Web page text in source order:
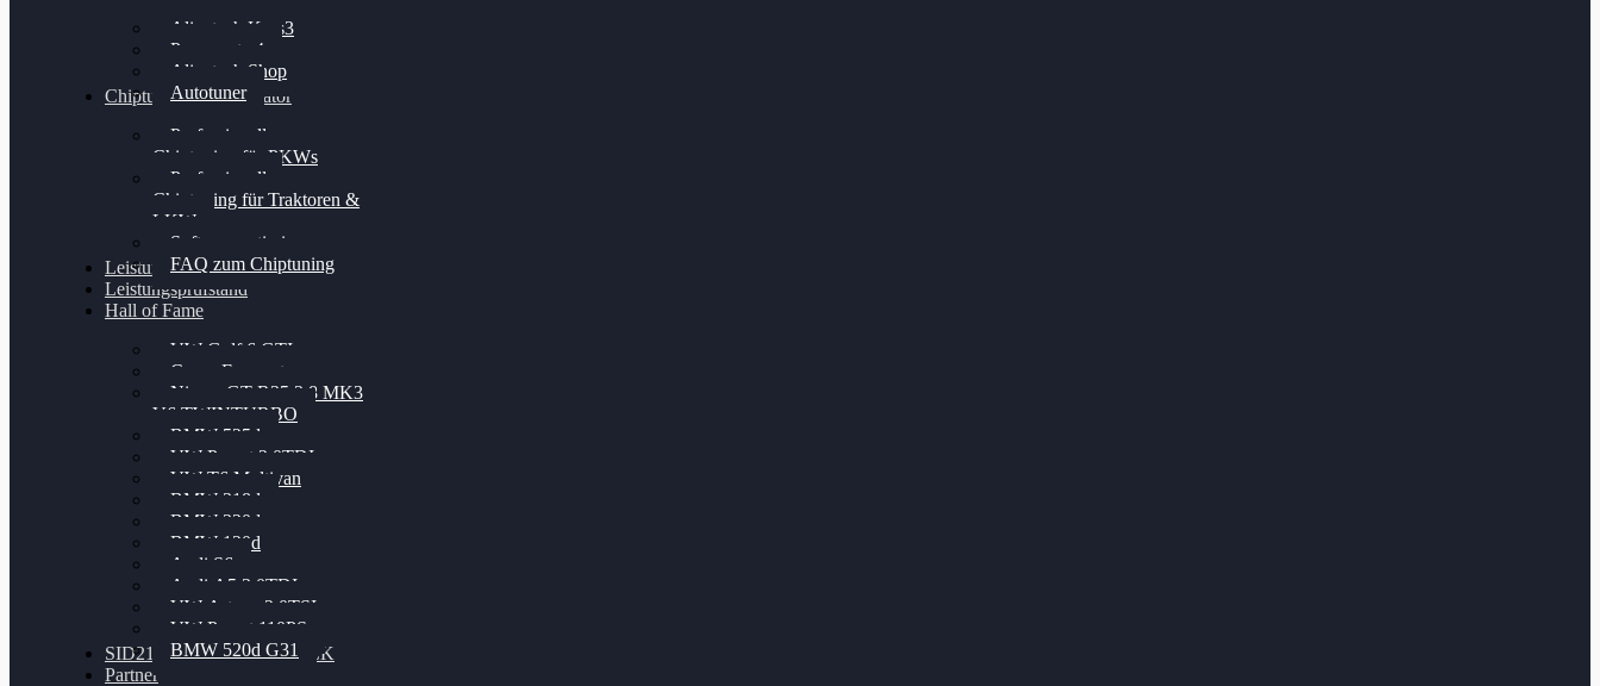
Alientech Kess3
Powergate 4
Alientech Shop
Autotuner
Chiptuning Konfigurator
Professionelles
Chiptuning für PKWs
Professionelles
Chiptuning für Traktoren &
LKW
Softwareoptimierung
FAQ zum Chiptuning
Leistungsmessung
Leistungsprüfstand
Hall of Fame
VW Golf 6 GTI
Cupra Formentor
Nissan GT-R35 3.8 MK3
V6 TWINTURBO
BMW 525d
VW Passat 2.0TDI
VW T6 Multivan
BMW 318d
BMW 320d
BMW 120d
Audi S6
Audi A5 3.0TDI
VW Arteon 2.0TSI
VW Passat 110PS
BMW 520d G31
SID212 / 212EVO UNLOCK
Partner